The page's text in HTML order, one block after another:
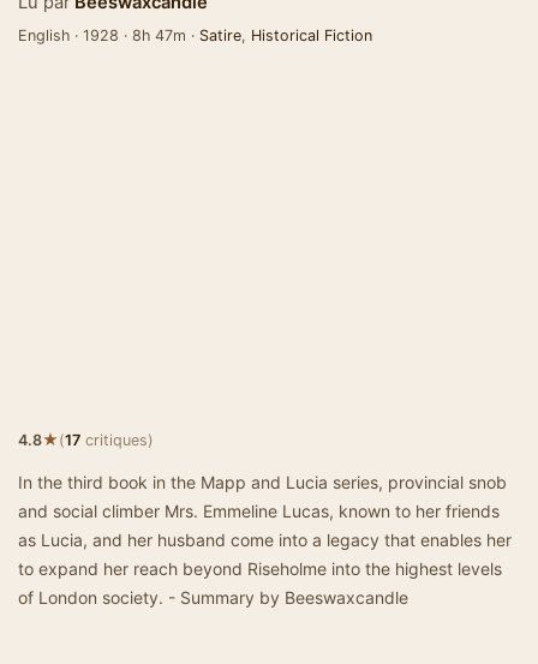
English · 1928 · 8h 47m · Satire, Historical Fiction
4.8★(17 critiques)
In the third book in the Mapp and Lucia series, provincial snob
and social climber Mrs. Emmeline Lucas, known to her friends
as Lucia, and her husband come into a legacy that enables her
to expand her reach beyond Riseholme into the highest levels
of London society. - Summary by Beeswaxcandle